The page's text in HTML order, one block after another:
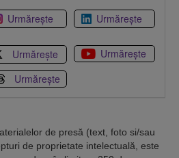
Urmărește Urmărește
Urmărește
Urmărește
Urmărește
de presă (text, foto si/sau
de proprietate intelectuală, este